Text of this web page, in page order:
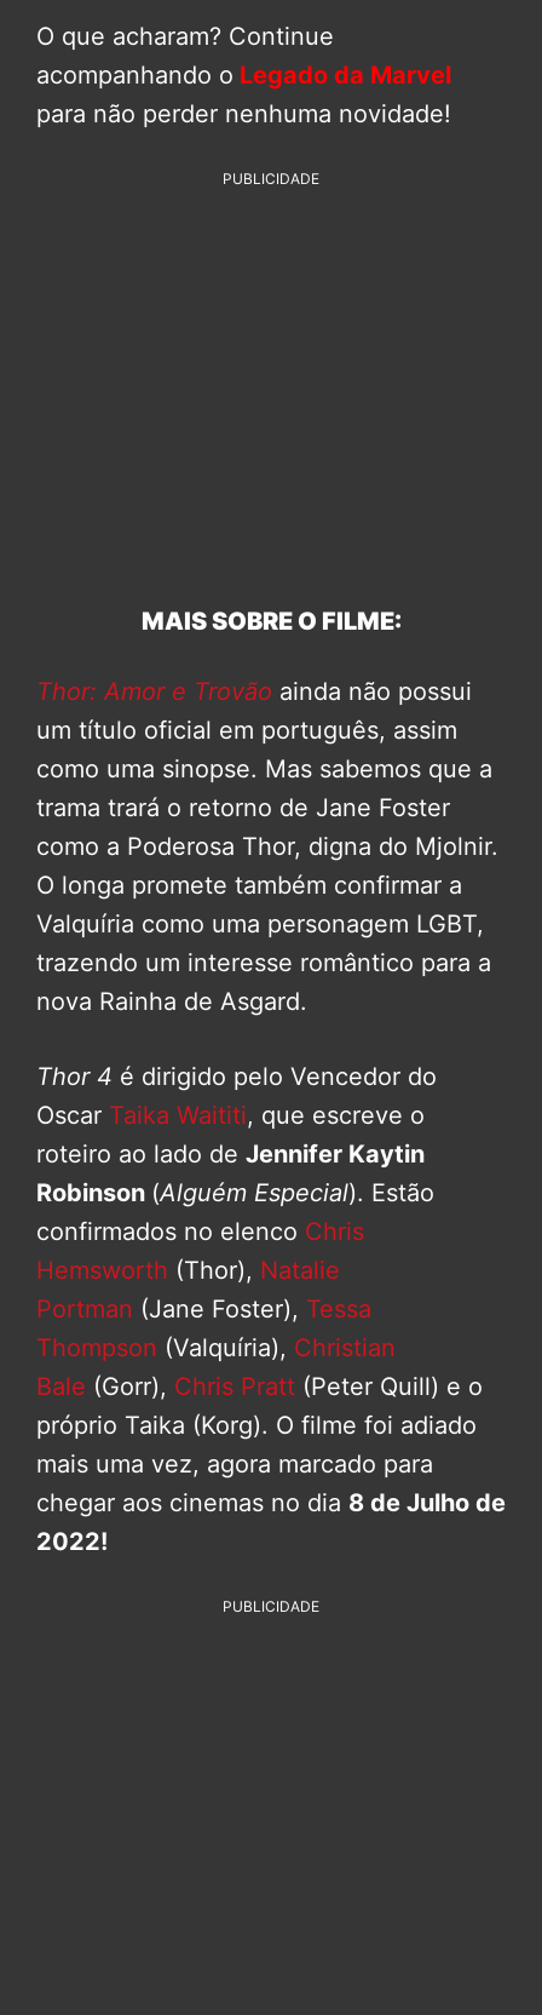
O que acharam? Continue
acompanhando o Legado da Marvel
para não perder nenhuma novidade!
PUBLICIDADE
MAIS SOBRE O FILME:
Thor: Amor e Trovão ainda não possui
um título oficial em português, assim
como uma sinopse. Mas sabemos que a
trama trará o retorno de Jane Foster
como a Poderosa Thor, digna do Mjolnir.
O longa promete também confirmar a
Valquíria como uma personagem LGBT,
trazendo um interesse romântico para a
nova Rainha de Asgard.
Thor 4 é dirigido pelo Vencedor do
Oscar Taika Waititi, que escreve o
roteiro ao lado de Jennifer Kaytin
Robinson (Alguém Especial). Estão
confirmados no elenco Chris
Hemsworth (Thor), Natalie
Portman (Jane Foster), Tessa
Thompson (Valquíria), Christian
Bale (Gorr), Chris Pratt (Peter Quill) e o
próprio Taika (Korg). O filme foi adiado
mais uma vez, agora marcado para
chegar aos cinemas no dia 8 de Julho de
2022!
PUBLICIDADE